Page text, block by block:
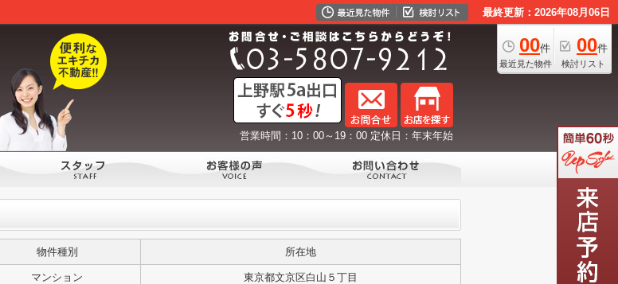
最終更新：2026年08月06日
00件
最近見た物件
00件
検討リスト
営業時間：10：00～19：00 定休日：年末年始
物件種別 所在地
マンション 東京都文京区白山５丁目